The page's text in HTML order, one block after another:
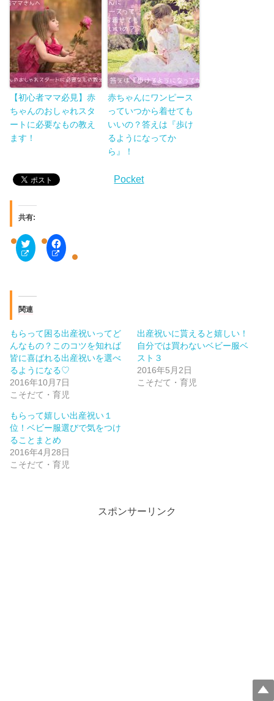
【初心者ママ必見】赤
ちゃんのおしゃれスタ
ートに必要なもの教え
ます！
赤ちゃんにワンピース
っていつから着せても
いいの？答えは『歩け
るようになってか
ら』！
Pocket
共有:
ク
リ
ッ
w
i
t
r
で
共
有
(
新
し
い
ウ
ン
ド
ウ
で
開
き
ま
F
a
c
す
る
に
は
ク
リ
ッ
ク
し
て
だ
さ
い
新
し
い
関連
もらって困る出産祝いってど
んなもの？このコツを知れば
皆に喜ばれる出産祝いを選べ
るようになる♡
2016年10月7日
こそだて・育児
出産祝いに貰えると嬉しい！
自分では買わないベビー服ベ
スト３
2016年5月2日
こそだて・育児
もらって嬉しい出産祝い１
位！ベビー服選びで気をつけ
ることまとめ
2016年4月28日
こそだて・育児
スポンサーリンク